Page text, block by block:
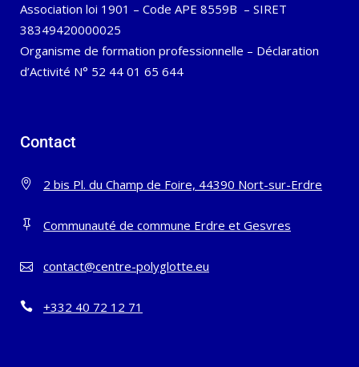
Association loi 1901 – Code APE 8559B – SIRET
38349420000025
Organisme de formation professionnelle – Déclaration
d’Activité N° 52 44 01 65 644
Contact
2 bis Pl. du Champ de Foire, 44390 Nort-sur-Erdre
Communauté de commune Erdre et Gesvres
contact@centre-polyglotte.eu
+332 40 72 12 71